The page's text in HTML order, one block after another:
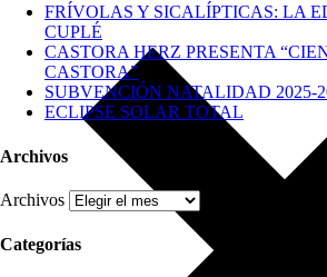
FRÍVOLAS Y SICALÍPTICAS: LA
CUPLÉ
CASTORA HERZ PRESENTA
CASTORA”
SUBVENCIÓN NATALIDAD 2025-
ECLIPSE SOLAR TOTAL
Archivos
Archivos
Categorías